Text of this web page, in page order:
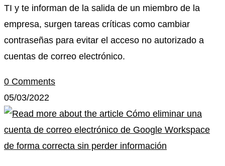
TI y te informan de la salida de un miembro de la
empresa, surgen tareas críticas como cambiar
contraseñas para evitar el acceso no autorizado a
cuentas de correo electrónico.
0 Comments
05/03/2022